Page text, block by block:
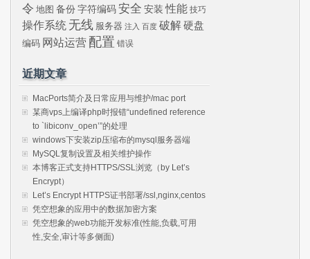
令 地图 备份 字符编码 安全 安装 性能 技巧
操作系统 无线 服务器 注入 百度 破解硬盘
编码 网站运营 配置 错误
近期文章
MacPorts简介及日常应用与维护/mac port
某商vps上编译php时报错“undefined reference
to `libiconv_open’”的处理
windows下安装zip压缩布的mysql服务器端
MySQL复制设置及相关维护操作
本博客正式支持HTTPS/SSL浏览（by Let’s
Encrypt）
Let’s Encrypt HTTPS证书部署/ssl,nginx,centos
凭空想象的应用中的数据加密方案
凭空想象的web功能开发标准(性能,负载,可用
性,安全,审计等多侧面)